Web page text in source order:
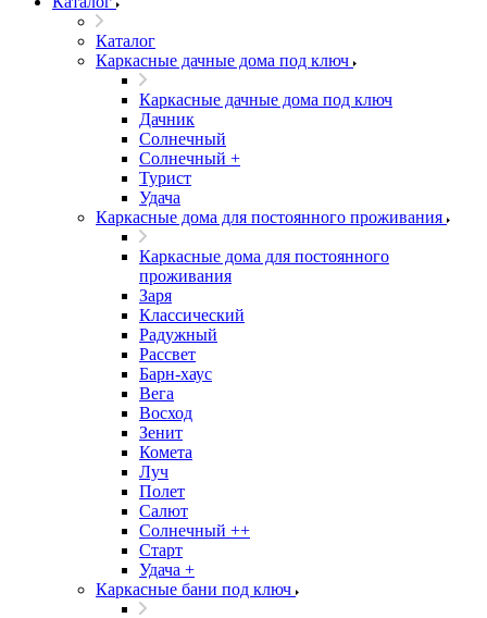
Каталог
Каркасные дачные дома под ключ
Каркасные дачные дома под ключ
Дачник
Солнечный
Солнечный +
Турист
Удача
Каркасные дома для постоянного проживания
Каркасные дома для постоянного
проживания
Заря
Классический
Радужный
Рассвет
Барн-хаус
Вега
Восход
Зенит
Комета
Луч
Полет
Салют
Солнечный ++
Старт
Удача +
Каркасные бани под ключ